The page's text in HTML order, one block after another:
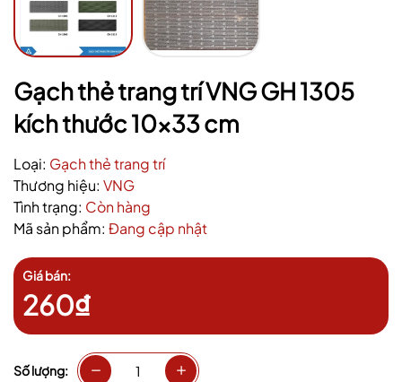
Gạch thẻ trang trí VNG GH 1305
kích thước 10x33 cm
Loại: Gạch thẻ trang trí
Thương hiệu: VNG
Tình trạng: Còn hàng
Mã sản phẩm: Đang cập nhật
Giá bán:
260₫
Số lượng: